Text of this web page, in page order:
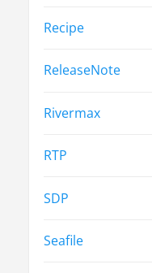
Recipe
ReleaseNote
Rivermax
RTP
SDP
Seafile